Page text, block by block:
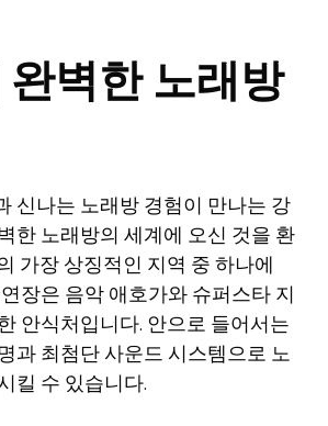
벽한 노래방
신나는 노래방 경험이 만나는 강
한 노래방의 세계에 오신 것을 환
가장 상징적인 지역 중 하나에
장은 음악 애호가와 슈퍼스타 지
안식처입니다. 안으로 들어서는
과 최첨단 사운드 시스템으로 노
킬 수 있습니다.